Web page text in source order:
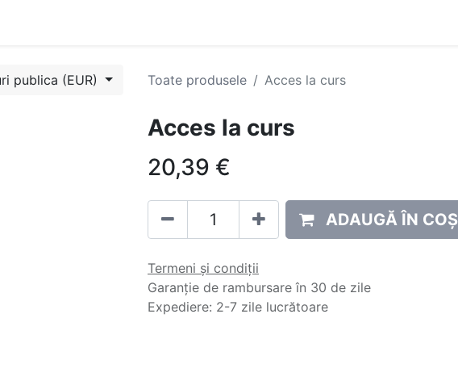
publica (EUR) Toate produsele Acces la curs
Acces la curs
20,39 €
ADAUGĂ ÎN COȘ
Termeni și condiții
Garanție de rambursare în 30 de zile
Expediere: 2-7 zile lucrătoare